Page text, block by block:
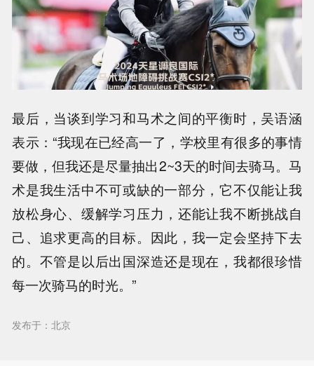
最后，当谈到学习和马术之间的平衡时，吴语涵
表示：“我现在已经高一了，学校里有很多的事情
要做，但我还是尽量抽出2~3天的时间去骑马。马
术是我生活中不可或缺的一部分，它不仅能让我
放松身心、缓解学习压力，还能让我不断挑战自
己、追求更高的目标。因此，我一定会坚持下去
的。不管是以后出国深造还是现在，我都很珍惜
每一次骑马的时光。”
发布于：北京